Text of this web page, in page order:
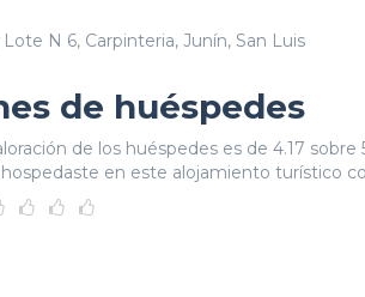
N 6, Carpinteria, Junín, San Luis
de huéspedes
de los huéspedes es de 4.17 sobre
en este alojamiento turístico